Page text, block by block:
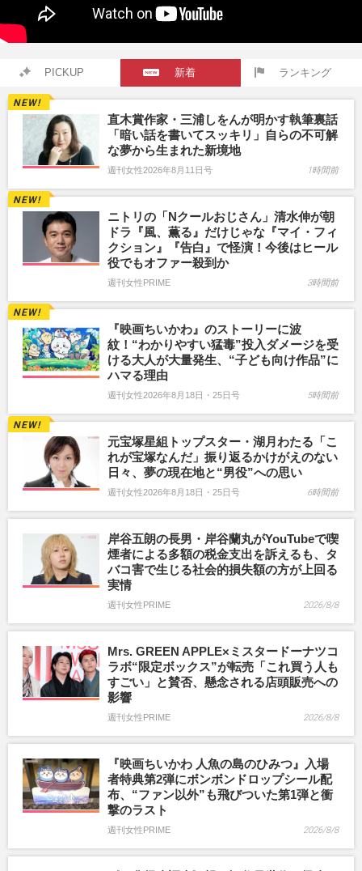
PICKUP 新着 ランキング
直木賞作家・三浦しをんが明かす執筆裏話
「暗い話を書いてスッキリ」自らの不可解
な夢から生まれた新境地
週刊女性2026年8月11日号 1時間前
ニトリの「Nクールおじさん」清水伸が朝
ドラ『風、薫る』だけじゃな『マイ・フィ
クション』『告白』で怪演！今後はヒール
役でもオファー殺到か
週刊女性PRIME 3時間前
『映画ちいかわ』のストーリーに波
紋！“わかりやすい猛毒”投入ダメージを受
ける大人が大量発生、“子ども向け作品”に
ハマる理由
週刊女性2026年8月18日・25日号 5時間前
元宝塚星組トップスター・湖月わたる「こ
れが宝塚なんだ」振り返るかけがえのない
日々、夢の現在地と“男役”への思い
週刊女性2026年8月18日・25日号 6時間前
岸谷五朗の長男・岸谷蘭丸がYouTubeで喫
煙者による多額の税金支出を訴えるも、タ
バコ害で生じる社会的損失額の方が上回る
実情
週刊女性PRIME 2026/8/8
Mrs. GREEN APPLE×ミスタードーナツコ
ラボ“限定ボックス”が転売「これ買う人も
すごい」と賛否、懸念される店頭販売への
影響
週刊女性PRIME 2026/8/8
『映画ちいかわ 人魚の島のひみつ』入場
者特典第2弾にボンボンドロップシール配
布、“ファン以外”も飛びついた第1弾と衝
撃のラスト
週刊女性PRIME 2026/8/8